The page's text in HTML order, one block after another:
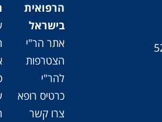
הרפואית
בישראל
אתר הר"י
הצטרפות
להר"י
כרטיס רופא
צרו קשר